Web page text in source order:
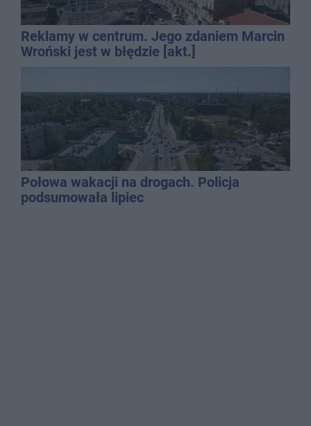
Reklamy w centrum. Jego zdaniem Marcin
Wroński jest w błędzie [akt.]
Połowa wakacji na drogach. Policja
podsumowała lipiec